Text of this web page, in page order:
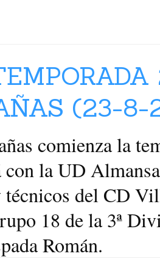
(23-8-
comienza la
con la UD
técnicos del CD
18 de la 3ª
Román.